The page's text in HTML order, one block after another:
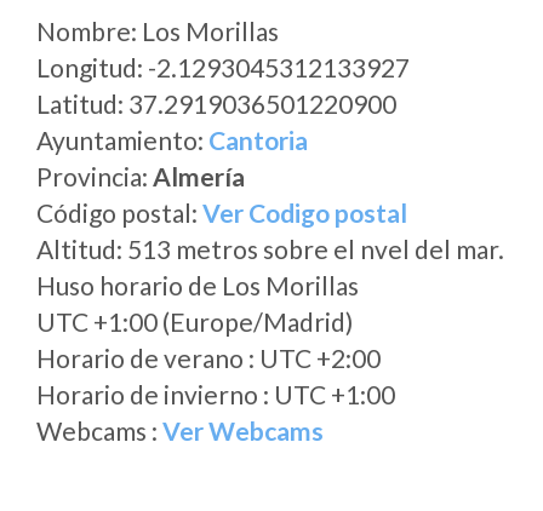
Nombre: Los Morillas
Longitud: -2.1293045312133927
Latitud: 37.2919036501220900
Ayuntamiento: Cantoria
Provincia: Almería
Código postal: Ver Codigo postal
Altitud: 513 metros sobre el nvel del mar.
Huso horario de Los Morillas
UTC +1:00 (Europe/Madrid)
Horario de verano : UTC +2:00
Horario de invierno : UTC +1:00
Webcams : Ver Webcams